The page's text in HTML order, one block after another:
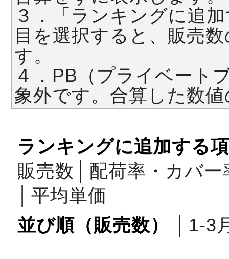
３．「ランキングに追
目を選択すると、販売
す。
４．PB（プライベート
象外です。合算した数
ランキングに追加する
販売数
配荷率・カバー
平均単価
並び順（販売数）
1‐3